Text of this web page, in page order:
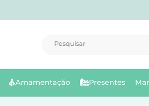
Pesquisar
Amamentação Presentes